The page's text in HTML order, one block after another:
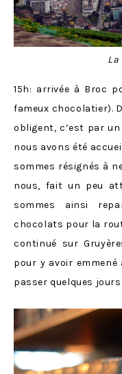
La
15h: arrivée à Broc
fameux chocolatier).
obligent, c’est par
nous avons été
sommes résignés à
nous, fait un peu
sommes ainsi
chocolats pour la
continué sur
pour y avoir emmené
passer quelques